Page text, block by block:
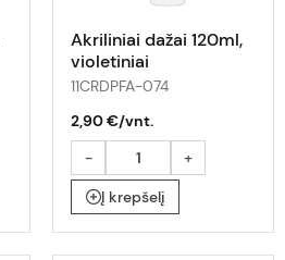
Akriliniai dažai 120ml,
violetiniai
11CRDPFA-074
2,90 €/vnt.
-
+
Į krepšelį